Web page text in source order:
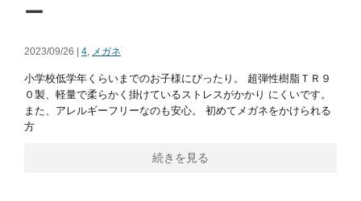
ー
2023/09/26 | 4 メガネ
小学校低学年くらいまでのお子様にぴったり。 超弾性樹脂ＴＲ９
０製、軽量で柔らかく掛けているストレスがかかり にくいです。
また、アレルギーフリーなのも安心。 初めてメガネをかけられる
方
続きを見る